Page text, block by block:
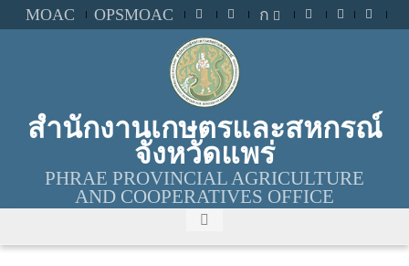
MOAC OPSMOAC ก
สำนักงานเกษตรและสหกรณ์
จังหวัดแพร่
PHRAE PROVINCIAL AGRICULTURE
AND COOPERATIVES OFFICE